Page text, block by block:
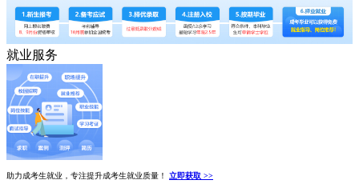
就业服务
助力成考生就业，专注提升成考生就业质量！ 立即获取 >>